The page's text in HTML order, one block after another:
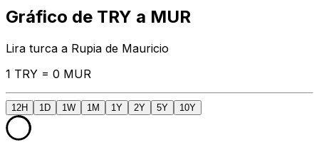
Gráfico de TRY a MUR
Lira turca a Rupia de Mauricio
1 TRY = 0 MUR
12H 1D 1W 1M 1Y 2Y 5Y 10Y